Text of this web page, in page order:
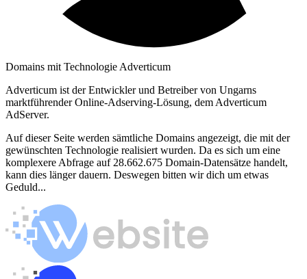
Domains mit Technologie Adverticum
Adverticum ist der Entwickler und Betreiber von Ungarns
marktführender Online-Adserving-Lösung, dem Adverticum
AdServer.
Auf dieser Seite werden sämtliche Domains angezeigt, die mit der
gewünschten Technologie realisiert wurden. Da es sich um eine
komplexere Abfrage auf 28.662.675 Domain-Datensätze handelt,
kann dies länger dauern. Deswegen bitten wir dich um etwas
Geduld...